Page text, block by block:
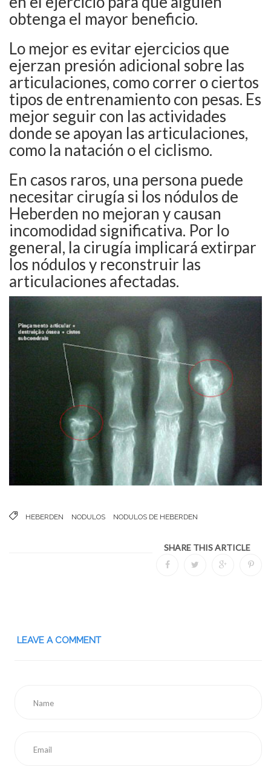
obtenga el mayor beneficio.
Lo mejor es evitar ejercicios que
ejerzan presión adicional sobre las
articulaciones, como correr o ciertos
tipos de entrenamiento con pesas. Es
mejor seguir con las actividades
donde se apoyan las articulaciones,
como la natación o el ciclismo.
En casos raros, una persona puede
necesitar cirugía si los nódulos de
Heberden no mejoran y causan
incomodidad significativa. Por lo
general, la cirugía implicará extirpar
los nódulos y reconstruir las
articulaciones afectadas.
HEBERDEN NODULOS NODULOS DE HEBERDEN
SHARE THIS ARTICLE
LEAVE A COMMENT